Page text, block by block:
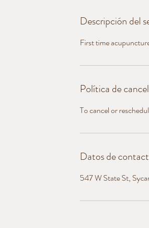
Descripción del
First time
Política de
To cancel or
Datos de
547 W State St,